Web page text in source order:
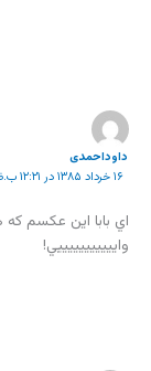
داوداحمدی
۱۶ خرداد ۱۳۸۵ در ۱۲:۲۱ ب.ظ
اي بابا اين عکسم که
وايييييييييييي!